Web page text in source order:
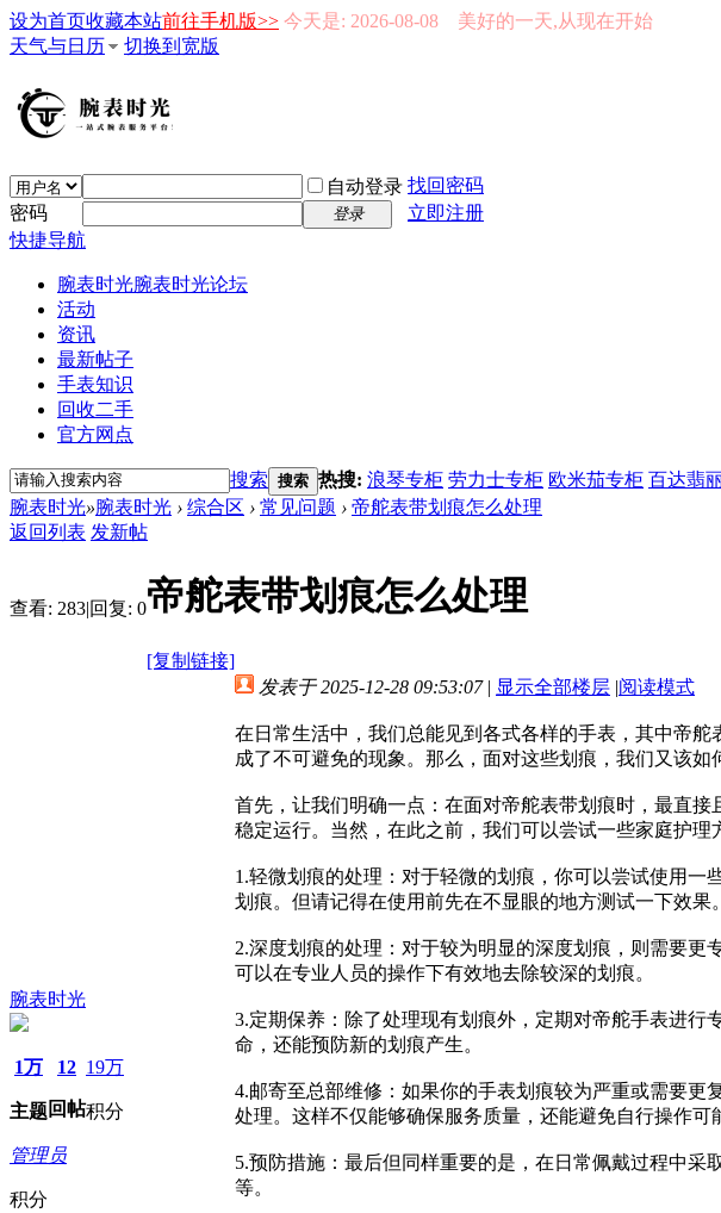
设为首页收藏本站前往手机版>> 今天是: 2026-08-08 美好的一天,从现在开始
天气与日历
切换到宽版
自动登录 找回密码
密码
登录
立即注册
快捷导航
腕表时光腕表时光论坛
活动
资讯
最新帖子
手表知识
回收二手
官方网点
搜索 搜索 热搜: 浪琴专柜 劳力士专柜 欧米茄专柜 百达翡
腕表时光»腕表时光 › 综合区 › 常见问题 › 帝舵表带划痕怎么处理
返回列表 发新帖
查看: 283|回复: 0帝舵表带划痕怎么处理
[复制链接]
腕表时光
1万
主题
12
回帖
19万
积分
管理员
积分
发表于 2025-12-28 09:53:07 | 显示全部楼层 |阅读模式
在日常生活中，我们总能见到各式各样的手表，其中帝
成了不可避免的现象。那么，面对这些划痕，我们又该
首先，让我们明确一点：在面对帝舵表带划痕时，最直
稳定运行。当然，在此之前，我们可以尝试一些家庭护理
1.轻微划痕的处理：对于轻微的划痕，你可以尝试使用
划痕。但请记得在使用前先在不显眼的地方测试一下效果。
2.深度划痕的处理：对于较为明显的深度划痕，则需要
可以在专业人员的操作下有效地去除较深的划痕。
3.定期保养：除了处理现有划痕外，定期对帝舵手表进
命，还能预防新的划痕产生。
4.邮寄至总部维修：如果你的手表划痕较为严重或需要
处理。这样不仅能够确保服务质量，还能避免自行操作可
5.预防措施：最后但同样重要的是，在日常佩戴过程中
等。